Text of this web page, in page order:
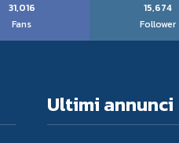
31,016
Fans
15,674
Follower
Ultimi annunci